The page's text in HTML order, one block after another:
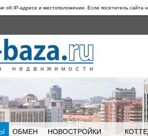
об IP-адресе и местоположении. Если посетитель сайта
ОБМЕН НОВОСТРОЙКИ